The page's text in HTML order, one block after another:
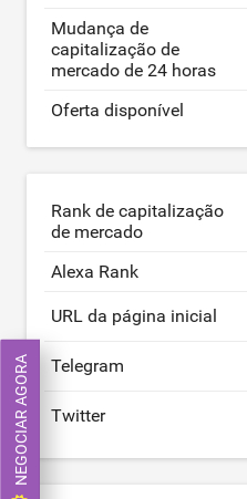
Mudança de
capitalização de
mercado de 24 horas
Oferta disponível
Rank de capitalização
de mercado
Alexa Rank
URL da página inicial
Telegram
Twitter
NEGOCIAR AGORA